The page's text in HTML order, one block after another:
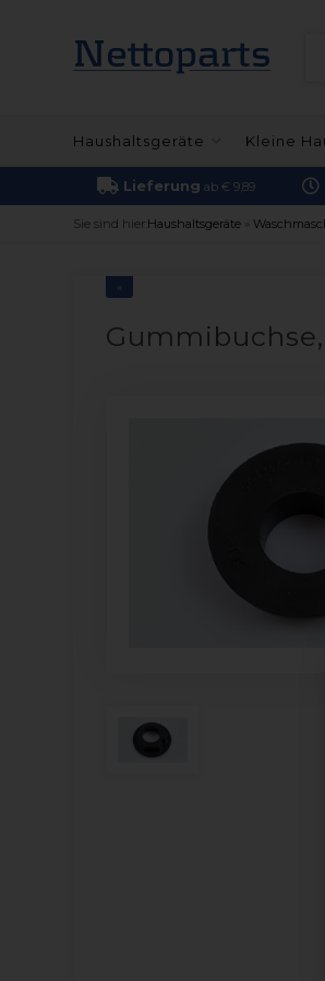
Haushaltsgeräte Kleine
Lieferung ab € 9,89
Sie sind hier: Haushaltsgeräte
«